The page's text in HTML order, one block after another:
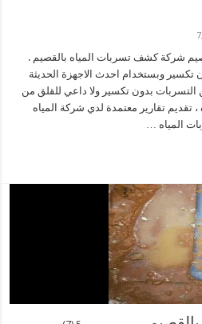
شركة كشف تسربات المياه بالقصيم .
بدون تكسير وبستخدام احدث الاجهزة الحديثة
التسربات بدون تكسير ولا داعي للقلق من
، تقديم تقارير معتمدة لدي شركة المياه
المياه …